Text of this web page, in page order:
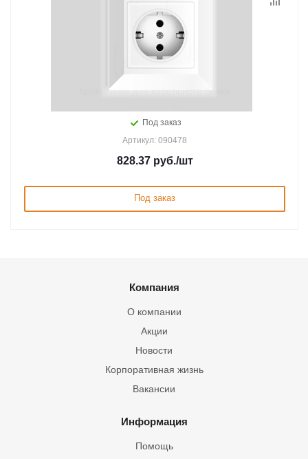
Кронштейн для кабельного блока
Под заказ
Артикул: 090478
828.37руб./шт
Под заказ
Компания
О компании
Акции
Новости
Корпоративная жизнь
Вакансии
Информация
Помощь